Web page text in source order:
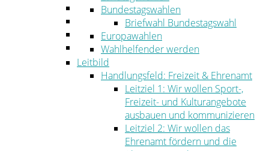
Abfall
Umwelt
Ordnung
Bundestagswahlen
Briefwahl Bundestagswahl
Europawahlen
Wahlhelfender werden
Leitbild
Handlungsfeld: Freizeit & Ehrenamt
Leitziel 1: Wir wollen Sport-,
Freizeit- und Kulturangebote
ausbauen und kommunizieren
Leitziel 2: Wir wollen das
Ehrenamt fördern und die